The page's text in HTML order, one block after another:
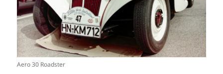
Aero 30 Roadster